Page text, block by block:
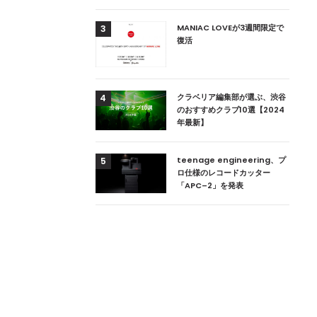
3
MANIAC LOVEが3週間限定で
復活
4
クラベリア編集部が選ぶ、渋谷
のおすすめクラブ10選【2024
年最新】
5
teenage engineering、プ
ロ仕様のレコードカッター
「APC–2」を発表